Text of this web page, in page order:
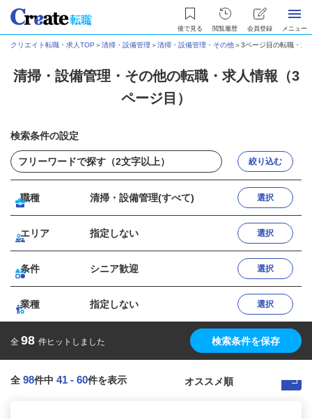
後で見る 閲覧履歴 会員登録 メニュー
クリエイト転職・求人TOP ＞清掃・設備管理 ＞清掃・設備管理・その他＞3ページ目の転職・求
清掃・設備管理・その他の転職・求人情報（3
ページ目）
検索条件の設定
絞り込む
職種 清掃・設備管理(すべて) 選択
エリア 指定しない 選択
条件 シニア歓迎 選択
業種 指定しない 選択
全 98 件ヒットしました 検索条件を保存
全 98件中 41 - 60件を表示